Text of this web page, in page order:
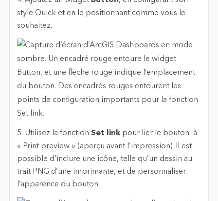
style Quick et en le positionnant comme vous le
souhaitez.
5. Utilisez la fonction Set linkpour lier le bouton à
« Print preview » (aperçu avant l’impression). Il est
possible d’inclure une icône, telle qu’un dessin au
trait PNG d’une imprimante, et de personnaliser
l’apparence du bouton.